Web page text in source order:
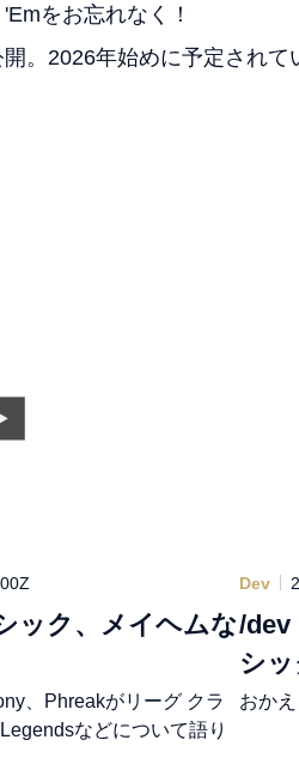
をお忘れなく！
。2026年始めに予定されて
ック、メイヘムな
、Phreakがリーグ クラ
などについて語り
Dev
/dev
シッ
おか